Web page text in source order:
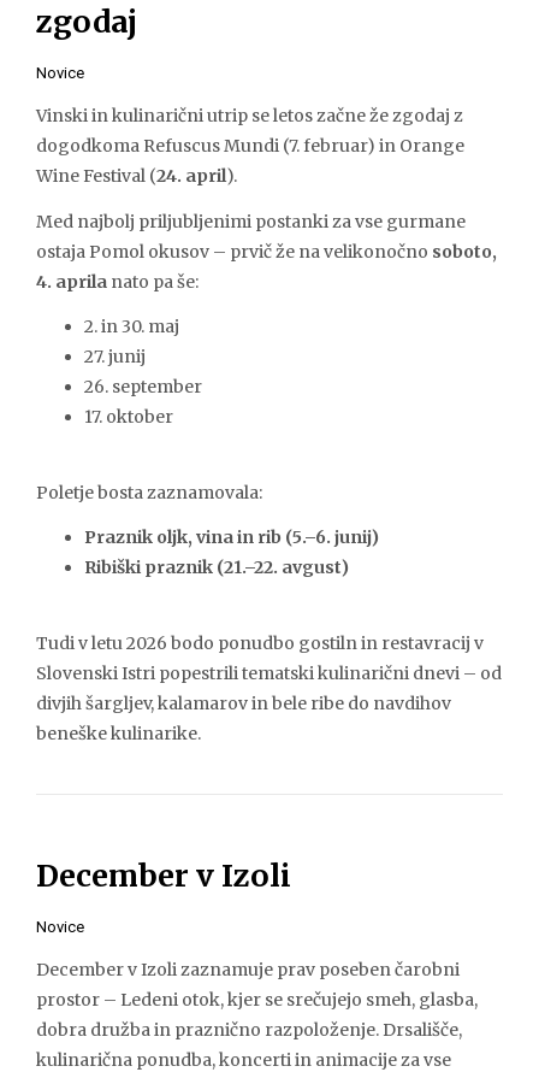
zgodaj
Novice
Vinski in kulinarični utrip se letos začne že zgodaj z
dogodkoma Refuscus Mundi (7. februar) in Orange
Wine Festival (24. april).
Med najbolj priljubljenimi postanki za vse gurmane
ostaja Pomol okusov – prvič že na velikonočno soboto,
4. aprila nato pa še:
2. in 30. maj
27. junij
26. september
17. oktober
Poletje bosta zaznamovala:
Praznik oljk, vina in rib (5.–6. junij)
Ribiški praznik (21.–22. avgust)
Tudi v letu 2026 bodo ponudbo gostiln in restavracij v
Slovenski Istri popestrili tematski kulinarični dnevi – od
divjih šargljev, kalamarov in bele ribe do navdihov
beneške kulinarike.
December v Izoli
Novice
December v Izoli zaznamuje prav poseben čarobni
prostor – Ledeni otok, kjer se srečujejo smeh, glasba,
dobra družba in praznično razpoloženje. Drsališče,
kulinarična ponudba, koncerti in animacije za vse